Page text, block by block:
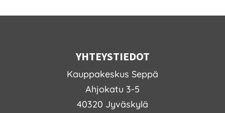
YHTEYSTIEDOT
Kauppakeskus Seppä
Ahjokatu 3-5
40320 Jyväskylä